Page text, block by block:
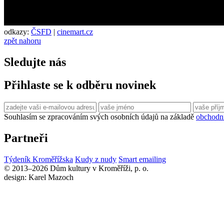
odkazy: ČSFD | cinemart.cz
zpět nahoru
Sledujte nás
Přihlaste se k odběru novinek
Souhlasím se zpracováním svých osobních údajů na základě
Partneři
Týdeník Kroměřížska Kudy z nudy Smart emailing
© 2013–2026 Dům kultury v Kroměříži, p. o.
design: Karel Mazoch